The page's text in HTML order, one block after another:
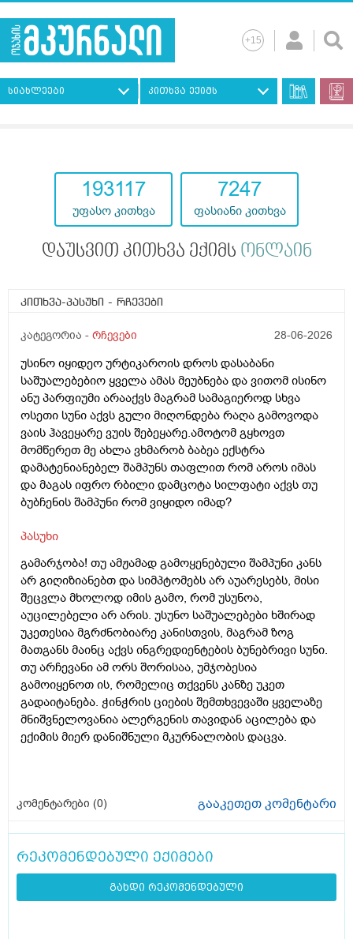
სიახლეები კითხვა ექიმს
193117
უფასო კითხვა
7247
ფასიანი კითხვა
დაუსვით კითხვა ექიმს ონლაინ
კითხვა-პასუხი - რჩევები
კატეგორია - რჩევები 28-06-2026
უსინო იყიდეო ურტიკაროის დროს დასაბანი
საშუალებებიო ყველა ამას მეუბნება და ვითომ ისინო
ანუ პარფიუმი არააქვს მაგრამ სამაგიეროდ სხვა
ოსეთი სუნი აქვს გული მიღონდება რაღა გამოვოდა
ვაის ჰავეყარე ვუის შებეყარე.ამოტომ გყხოვთ
მომწერეთ მე ახლა ვხმარობ ბაბეა ექსტრა
დამატენიანებელ შამპუნს თაფლით რომ აროს იმას
და მაგას იფრო რბილი დამცოტა სილფატი აქვს თუ
ბუბჩენის შამპუნი რომ ვიყიდო იმად?
პასუხი
გამარჯობა! თუ ამჟამად გამოყენებული შამპუნი კანს
არ გიღიზიანებთ და სიმპტომებს არ აუარესებს, მისი
შეცვლა მხოლოდ იმის გამო, რომ უსუნოა,
აუცილებელი არ არის. უსუნო საშუალებები ხშირად
უკეთესია მგრძნობიარე კანისთვის, მაგრამ ზოგ
მათგანს მაინც აქვს ინგრედიენტების ბუნებრივი სუნი.
თუ არჩევანი ამ ორს შორისაა, უმჯობესია
გამოიყენოთ ის, რომელიც თქვენს კანზე უკეთ
გადაიტანება. ჭინჭრის ციების შემთხვევაში ყველაზე
მნიშვნელოვანია ალერგენის თავიდან აცილება და
ექიმის მიერ დანიშნული მკურნალობის დაცვა.
კომენტარები (0) გააკეთეთ კომენტარი
რეკომენდებული ექიმები
გახდი რეკომენდებული